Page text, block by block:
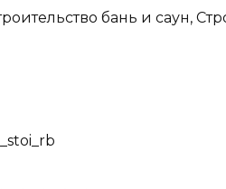
бань и саун,